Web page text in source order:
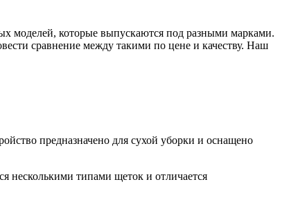
моделей, которые выпускаются под разными марками.
сравнение между такими по цене и качеству. Наш
предназначено для сухой уборки и оснащено
несколькими типами щеток и отличается